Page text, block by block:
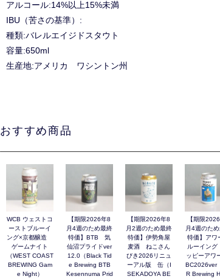
アルコール:14%以上15%未満
IBU（苦さの基準）:
種類:バレルエイジドスタウト
容量:650ml
生産地:アメリカ ワシントン州
おすすめ商品
WCB ウェストコ
ーストブルーイ
ング×京都醸造
ゲームナイト
（WEST COAST
BREWING Gam
e Night）
【期限2026年8
月4週のため最終
特価】BTB 気
仙沼プライドver
12.0（Black Tid
e Brewing BTB
Kesennuma Prid
【期限2026年8
月2週のため最終
特価】伊勢角屋
麦酒 ねこさん
びき2026リニュ
ーアル版 缶（I
SEKADOYA BE
【期限
月4週のた
特価】アワ
ルーイン
ッピーア
BC2026ver
R Brewing